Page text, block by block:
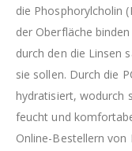
die Phosphorylcholin
der Oberfläche
durch den die Linsen
sie sollen. Durch die
hydratisiert, wodurch
feucht und
Online-Bestellern